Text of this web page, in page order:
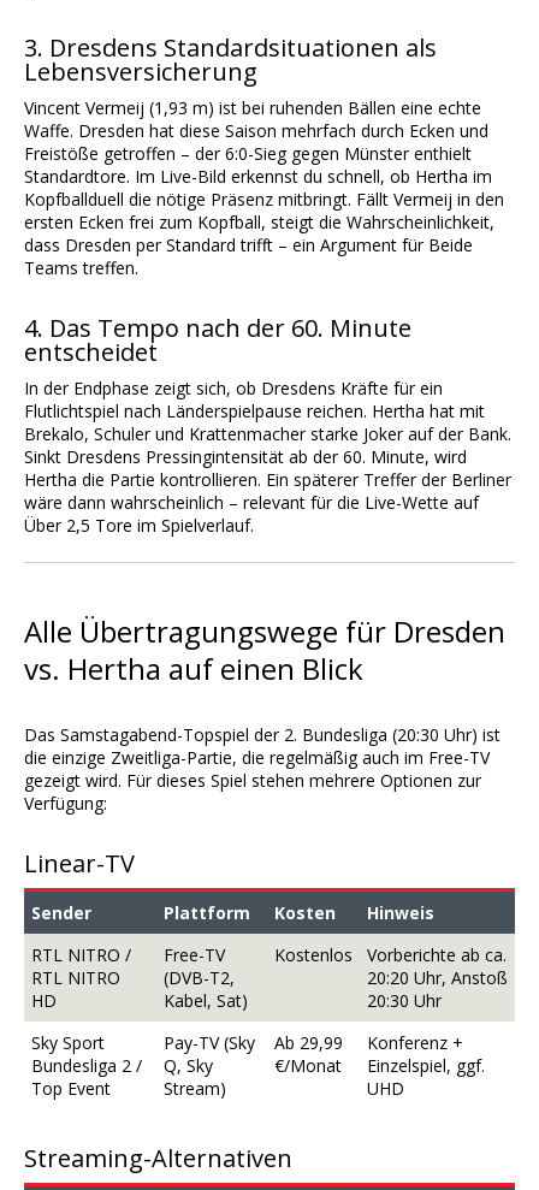
3. Dresdens Standardsituationen als
Lebensversicherung
Vincent Vermeij (1,93 m) ist bei ruhenden Bällen eine echte
Waffe. Dresden hat diese Saison mehrfach durch Ecken und
Freistöße getroffen – der 6:0-Sieg gegen Münster enthielt
Standardtore. Im Live-Bild erkennst du schnell, ob Hertha im
Kopfballduell die nötige Präsenz mitbringt. Fällt Vermeij in den
ersten Ecken frei zum Kopfball, steigt die Wahrscheinlichkeit,
dass Dresden per Standard trifft – ein Argument für Beide
Teams treffen.
4. Das Tempo nach der 60. Minute
entscheidet
In der Endphase zeigt sich, ob Dresdens Kräfte für ein
Flutlichtspiel nach Länderspielpause reichen. Hertha hat mit
Brekalo, Schuler und Krattenmacher starke Joker auf der Bank.
Sinkt Dresdens Pressingintensität ab der 60. Minute, wird
Hertha die Partie kontrollieren. Ein späterer Treffer der Berliner
wäre dann wahrscheinlich – relevant für die Live-Wette auf
Über 2,5 Tore im Spielverlauf.
Alle Übertragungswege für Dresden
vs. Hertha auf einen Blick
Das Samstagabend-Topspiel der 2. Bundesliga (20:30 Uhr) ist
die einzige Zweitliga-Partie, die regelmäßig auch im Free-TV
gezeigt wird. Für dieses Spiel stehen mehrere Optionen zur
Verfügung:
Linear-TV
Sender Plattform Kosten
Hinweis
RTL NITRO /
RTL NITRO
HD
Free-TV
(DVB-T2,
Kabel, Sat)
Kostenlos
Vorberichte ab ca.
20:20 Uhr, Anstoß
20:30 Uhr
Sky Sport
Bundesliga 2 /
Top Event
Pay-TV (Sky
Q, Sky
Stream)
Ab 29,99
€/Monat
Konferenz +
Einzelspiel, ggf.
UHD
Streaming-Alternativen